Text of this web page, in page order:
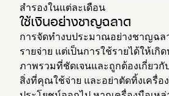
สำรองในแต่ละเดือน
ใช้เงินอย่างชาญฉลาด
การจัดทำงบประมาณอย่างชาญฉล
รายจ่าย แต่เป็นการใช้รายได้ให้เกิ
ภาพรวมที่ชัดเจนและถูกต้องเกี่ยว
สิ่งที่คุณใช้จ่าย และอย่าตัดทิ้งเครื่อ